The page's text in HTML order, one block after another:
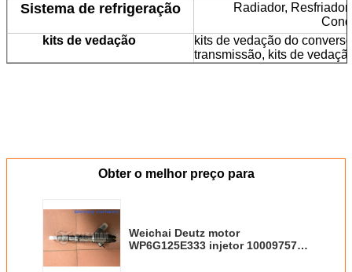
Sistema de refrigeração
Radiador,
kits de vedação
kits de vedação do
transmissão, kits de
Obter o melhor preço para
Weichai Deutz motor
WP6G125E333 injetor 1000975748